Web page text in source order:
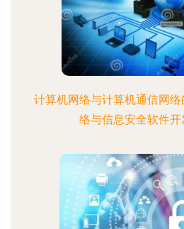
计算机网络与计算机通信网
络与信息安全软件开